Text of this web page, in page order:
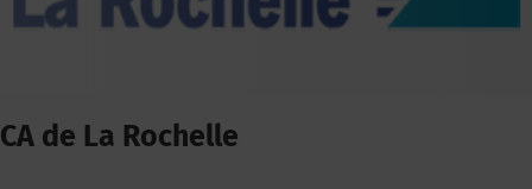
CA de La Rochelle